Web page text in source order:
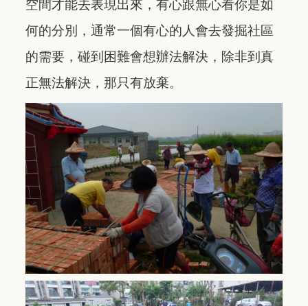
空間才能去表現出來，有心跟無心看你是如
何的分別，通常一個有心的人會去發掘社區
的需要，碰到困難會想辦法解決，除非到真
正無法解決，那只有放棄。